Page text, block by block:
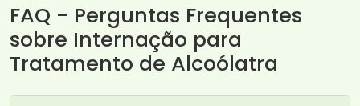
FAQ - Perguntas Frequentes
sobre Internação para
Tratamento de Alcoólatra